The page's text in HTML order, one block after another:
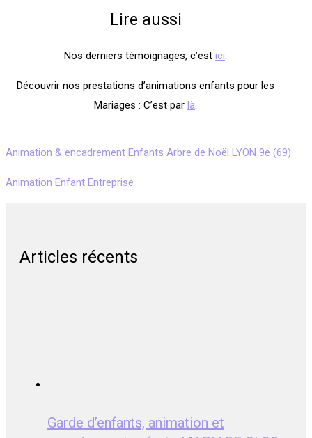
Lire aussi
Nos derniers témoignages, c’est ici.
Découvrir nos prestations d’animations enfants pour les
Mariages : C’est par là.
Animation & encadrement Enfants Arbre de Noël LYON 9e (69)
Animation Enfant Entreprise
Articles récents
Garde d’enfants, animation et